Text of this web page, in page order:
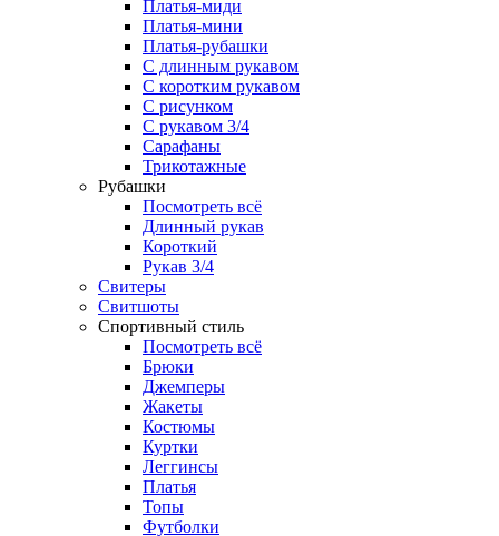
Платья-миди
Платья-мини
Платья-рубашки
С длинным рукавом
С коротким рукавом
С рисунком
С рукавом 3/4
Сарафаны
Трикотажные
Рубашки
Посмотреть всё
Длинный рукав
Короткий
Рукав 3/4
Свитеры
Свитшоты
Спортивный стиль
Посмотреть всё
Брюки
Джемперы
Жакеты
Костюмы
Куртки
Леггинсы
Платья
Топы
Футболки